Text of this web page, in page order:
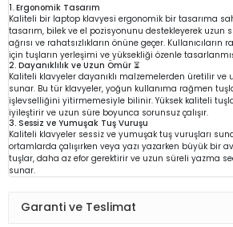
1. Ergonomik Tasarım
Kaliteli bir laptop klavyesi ergonomik bir tasarıma
tasarım, bilek ve el pozisyonunu destekleyerek uzun
ağrısı ve rahatsızlıkların önüne geçer.
için tuşların yerleşimi ve yüksekliği özenle
2. Dayanıklılık ve Uzun Ömür ⏳
Kaliteli klavyeler dayanıklı malzemelerden üretilir ve
sunar. Bu tür klavyeler, yoğun kullanıma rağmen
işlevselliğini yitirmemesiyle bilinir. Yüksek kaliteli
iyileştirir ve uzun süre boyunca sorunsuz çalışır.
3. Sessiz ve Yumuşak Tuş Vuruşu
Kaliteli klavyeler sessiz ve yumuşak tuş vuruşları
ortamlarda çalışırken veya yazı yazarken büyük bir
tuşlar, daha az efor gerektirir ve uzun süreli yazma
sunar.
Garanti ve Teslimat